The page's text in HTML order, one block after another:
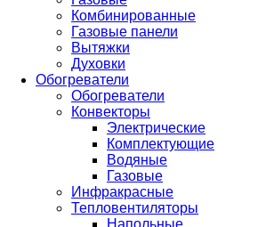
Комбинированные
Газовые панели
Вытяжки
Духовки
Обогреватели
Обогреватели
Конвекторы
Электрические
Комплектующие
Водяные
Газовые
Инфракрасные
Тепловентиляторы